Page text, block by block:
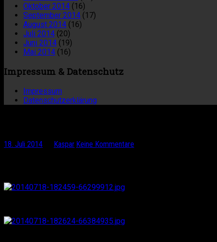
Oktober 2014 (16)
September 2014 (17)
August 2014 (16)
Juli 2014 (20)
Juni 2014 (19)
Mai 2014 (16)
Impressum & Datenschutz
Impressum
Datenschutzerklärung
18. Juli 2014 Kaspar Keine Kommentare